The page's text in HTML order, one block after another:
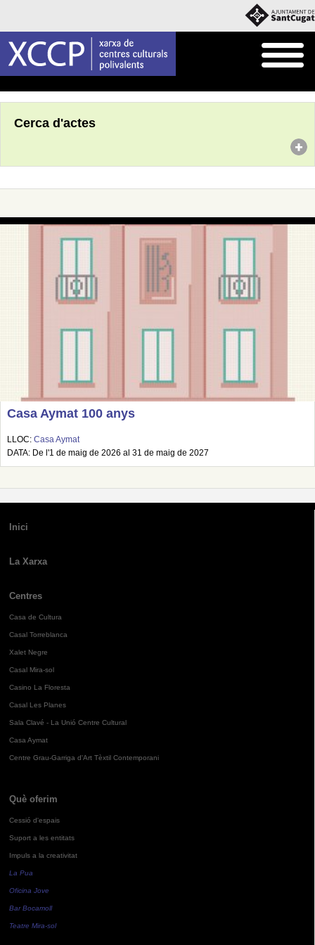
Cerca d'actes
Casa Aymat 100 anys
LLOC: Casa Aymat
DATA: De l'1 de maig de 2026 al 31 de maig de 2027
Inici
La Xarxa
Centres
Casa de Cultura
Casal Torreblanca
Xalet Negre
Casal Mira-sol
Casino La Floresta
Casal Les Planes
Sala Clavé - La Unió Centre Cultural
Casa Aymat
Centre Grau-Garriga d'Art Tèxtil Contemporani
Què oferim
Cessió d'espais
Suport a les entitats
Impuls a la creativitat
La Pua
Oficina Jove
Bar Bocamoll
Teatre Mira-sol